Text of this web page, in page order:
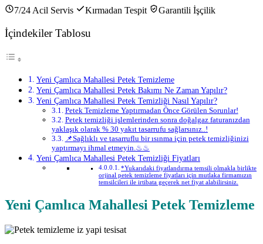
7/24 Acil Servis Kırmadan Tespit Garantili İşçilik
İçindekiler Tablosu
Yeni Çamlıca Mahallesi Petek Temizleme
Yeni Çamlıca Mahallesi Petek Bakımı Ne Zaman Yapılır?
Yeni Çamlıca Mahallesi Petek Temizliği Nasıl Yapılır?
Petek Temizleme Yaptırmadan Önce Görülen Sorunlar!
Petek temizliği işlemlerinden sonra doğalgaz faturanızdan
yaklaşık olarak % 30 yakıt tasarrufu sağlarsınız..!
📌Sağlıklı ve tasarruflu bir ısınma için petek temizliğinizi
yaptırmayı ihmal etmeyin.♨♨
Yeni Çamlıca Mahallesi Petek Temizliği Fiyatları
*Yukarıdaki fiyatlandırma temsili olmakla birlikte
orjinal petek temizleme fiyatları için mutlaka firmamızın
temsilcileri ile irtibata geçerek net fiyat alabilirsiniz.
Yeni Çamlıca Mahallesi Petek Temizleme